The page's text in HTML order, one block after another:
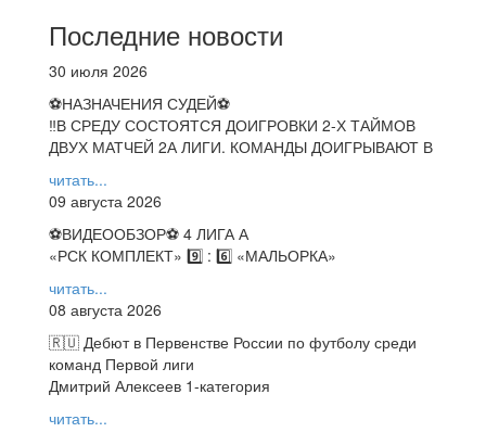
Последние новости
30 июля 2026
⚽НАЗНАЧЕНИЯ СУДЕЙ⚽
‼В СРЕДУ СОСТОЯТСЯ ДОИГРОВКИ 2-Х ТАЙМОВ
ДВУХ МАТЧЕЙ 2А ЛИГИ. КОМАНДЫ ДОИГРЫВАЮТ В
читать...
09 августа 2026
⚽️ВИДЕООБЗОР⚽️ 4 ЛИГА А
«РСК КОМПЛЕКТ» 9️⃣ : 6️⃣ «МАЛЬОРКА»
читать...
08 августа 2026
🇷🇺 Дебют в Первенстве России по футболу среди
команд Первой лиги
Дмитрий Алексеев 1-категория
читать...